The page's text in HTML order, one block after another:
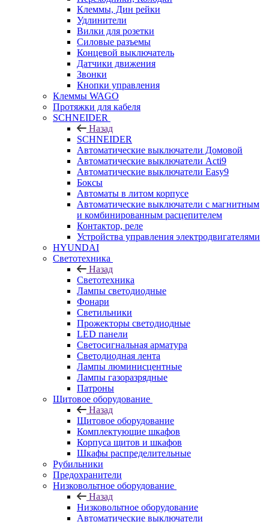
Клеммы, Дин рейки
Удлинители
Вилки для розетки
Силовые разъемы
Концевой выключатель
Датчики движения
Звонки
Кнопки управления
Клеммы WAGO
Протяжки для кабеля
SCHNEIDER
Назад
SCHNEIDER
Автоматические выключатели Домовой
Автоматические выключатели Acti9
Автоматические выключатели Easy9
Боксы
Автоматы в литом корпусе
Автоматические выключатели с магнитным
и комбинированным расцепителем
Контактор, реле
Устройства управления электродвигателями
HYUNDAI
Светотехника
Назад
Светотехника
Лампы светодиодные
Фонари
Светильники
Прожекторы светодиодные
LED панели
Светосигнальная арматура
Светодиодная лента
Лампы люминисцентные
Лампы газоразрядные
Патроны
Щитовое оборудование
Назад
Щитовое оборудование
Комплектующие шкафов
Корпуса щитов и шкафов
Шкафы распределительные
Рубильники
Предохранители
Низковольтное оборудование
Назад
Низковольтное оборудование
Автоматические выключатели